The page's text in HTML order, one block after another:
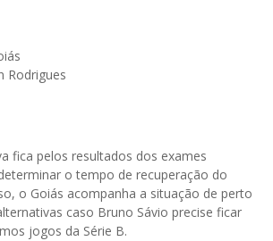
Rodrigues
fica pelos resultados dos exames
o tempo de recuperação do
o Goiás acompanha a situação de perto
caso Bruno Sávio precise ficar
jogos da Série B.